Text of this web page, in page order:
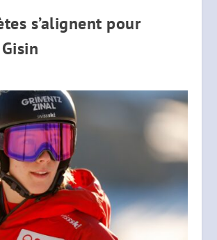
s’alignent pour